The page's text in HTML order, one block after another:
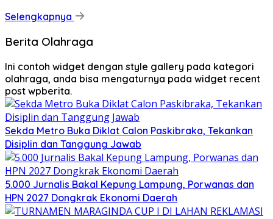
Selengkapnya
Berita Olahraga
Ini contoh widget dengan style gallery pada kategori
olahraga, anda bisa mengaturnya pada widget recent
post wpberita.
Sekda Metro Buka Diklat Calon Paskibraka, Tekankan
Disiplin dan Tanggung Jawab
5.000 Jurnalis Bakal Kepung Lampung, Porwanas dan
HPN 2027 Dongkrak Ekonomi Daerah